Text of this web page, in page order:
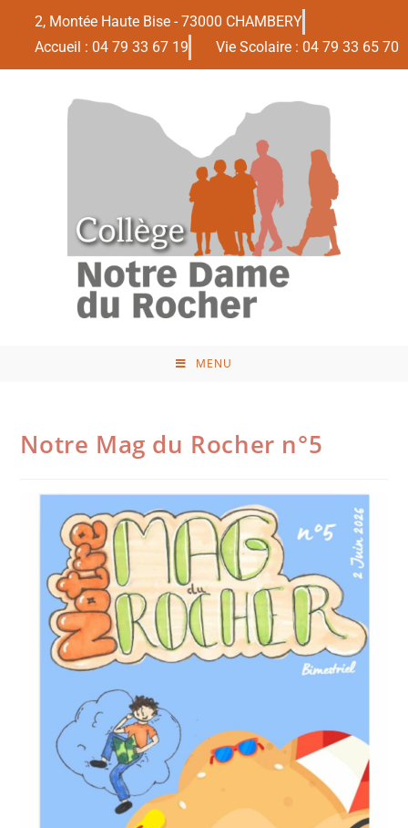
2, Montée Haute Bise - 73000 CHAMBERY
Accueil : 04 79 33 67 19
Vie Scolaire : 04 79 33 65 70
MENU
Notre Mag du Rocher n°5